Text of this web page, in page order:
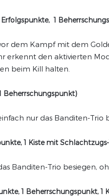
1
dem Kampf mit dem
erkennt den aktivierten
beim Kill halten.
Beherrschungspunkt)
nur das Banditen-Trio
1 Kiste mit
Banditen-Trio besiegen,
1 Beherrschungspunkt,